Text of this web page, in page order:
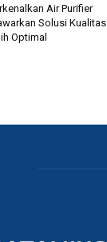
Air Purifier
Solusi Kualitas
Optimal